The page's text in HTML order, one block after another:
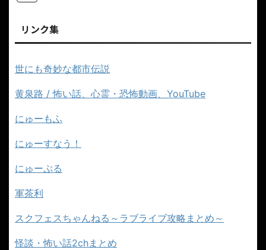
リンク集
世にも奇妙な都市伝説
黄泉路 / 怖い話、心霊・恐怖動画、YouTube
にゅーもふ
にゅーすなう！
にゅーぷる
軍茶利
スクフェスちゃんねる～ラブライブ攻略まとめ～
怪談・怖い話2chまとめ